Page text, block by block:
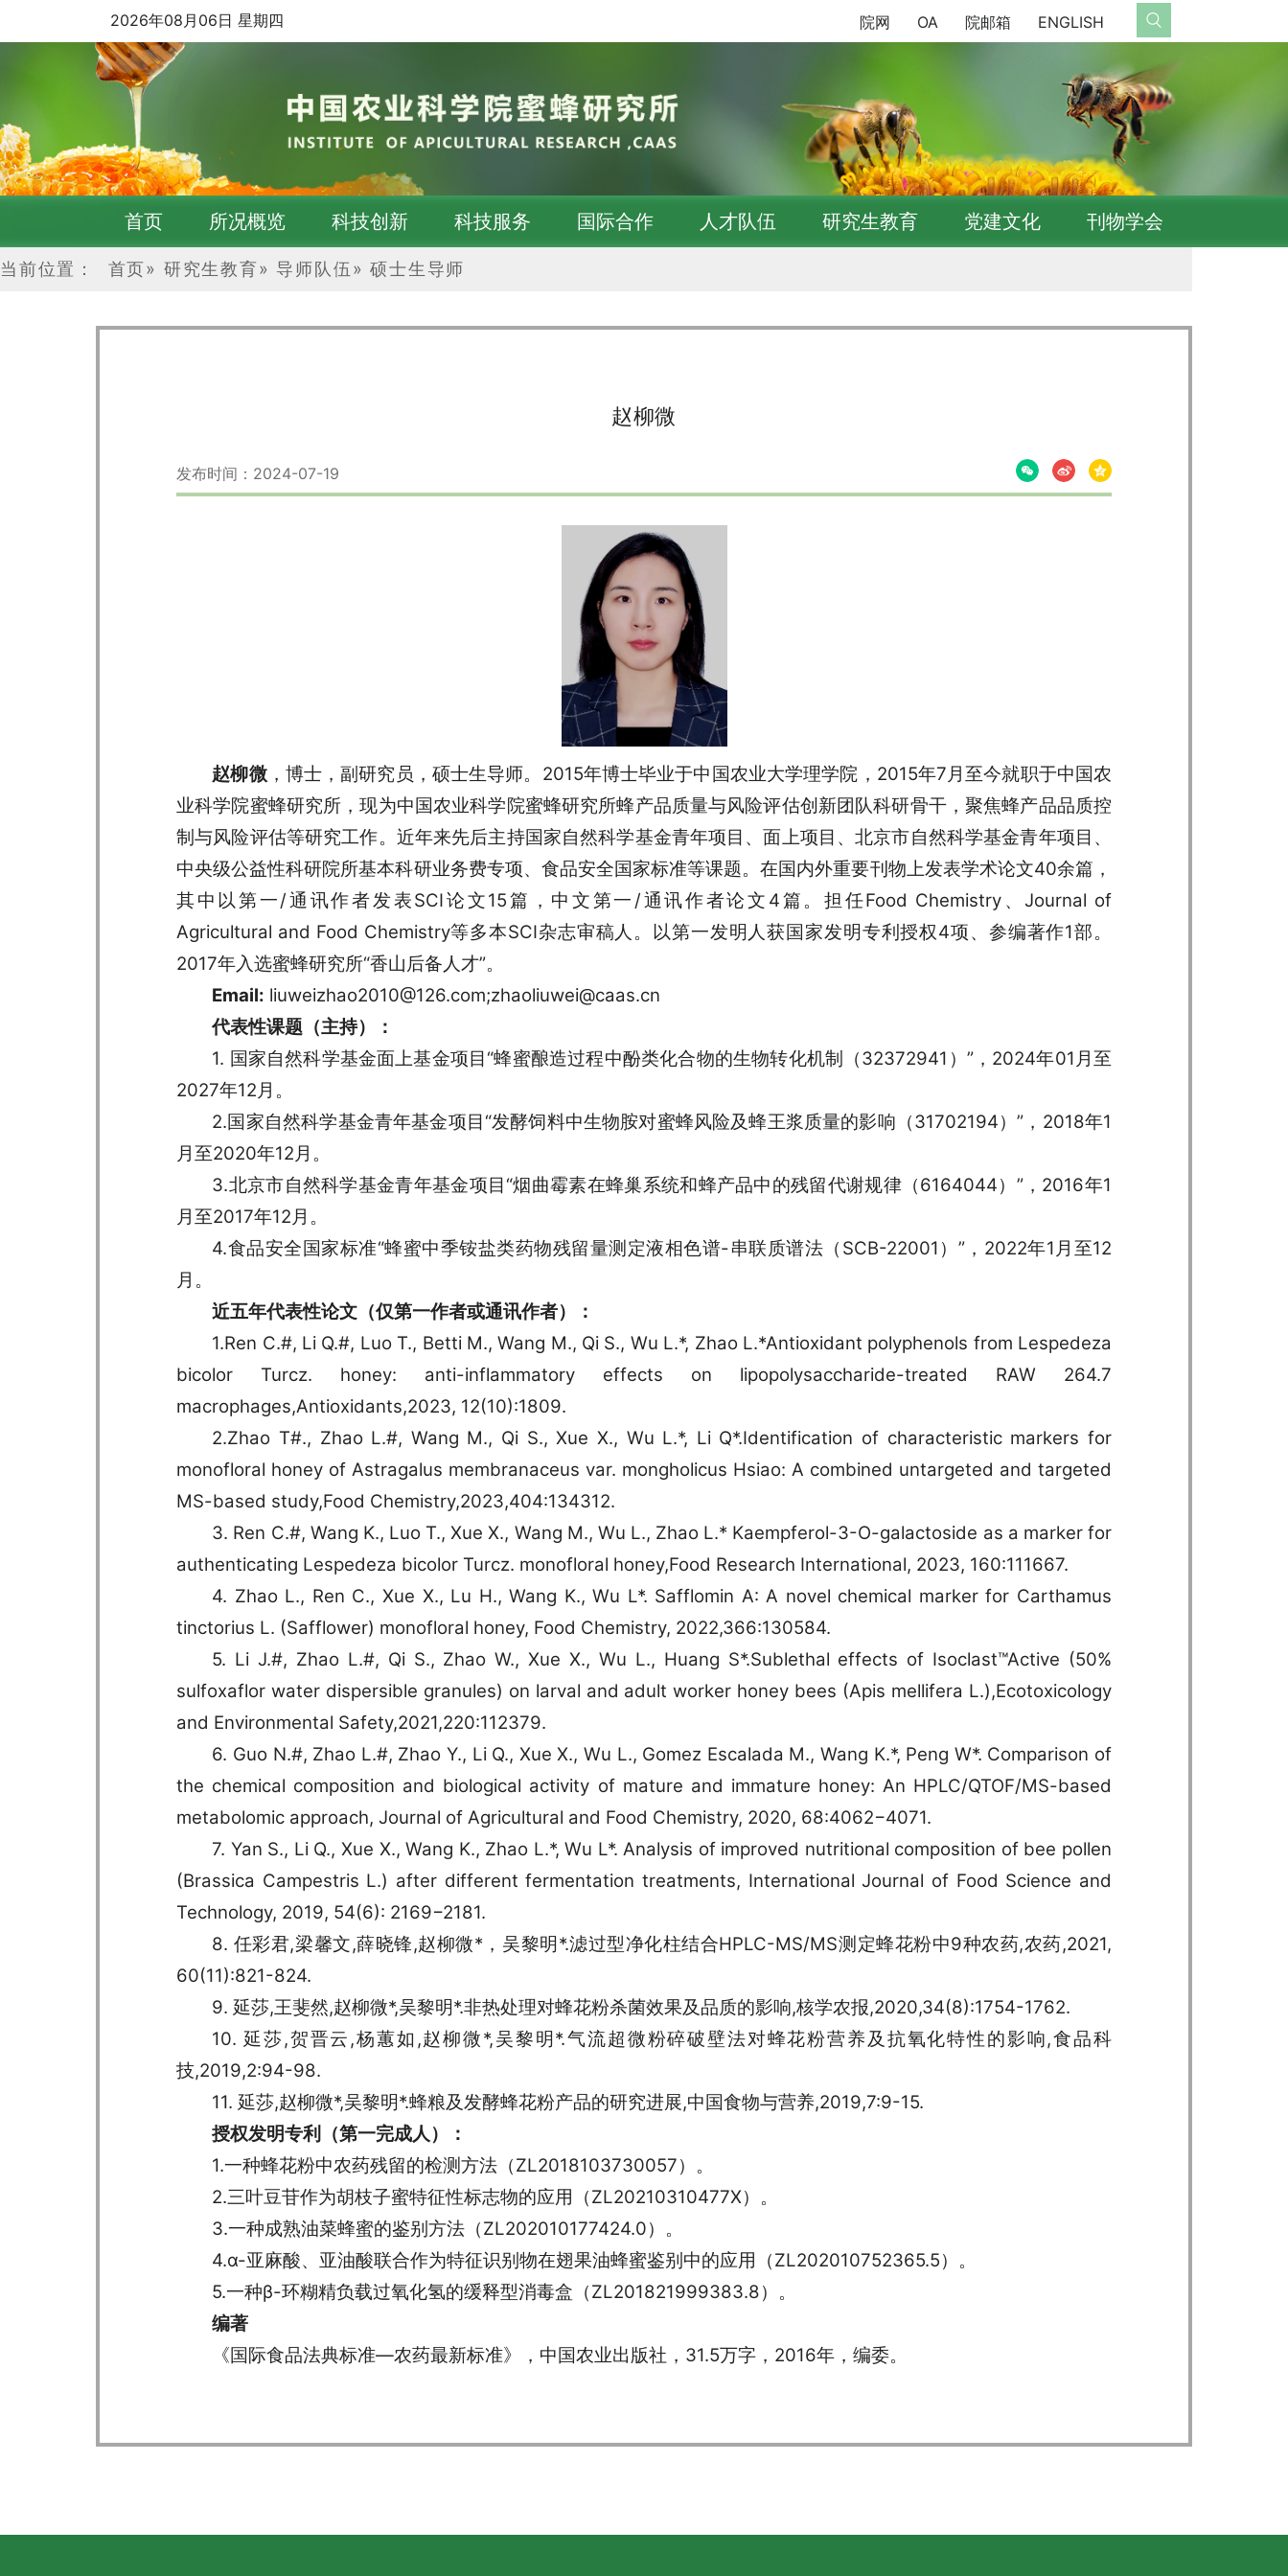
2026年08月06日 星期四 院网 OA 院邮箱 ENGLISH
首页 所况概览 科技创新 科技服务 国际合作 人才队伍 研究生教育 党建文化 刊物学会
当前位置： 首页» 研究生教育» 导师队伍 »硕士生导师
赵柳微
发布时间：2024-07-19
赵柳微，博士，副研究员，硕士生导师。2015年博士毕业于中国农业大学理学院，2015年7月至今就职于中国农
业科学院蜜蜂研究所，现为中国农业科学院蜜蜂研究所蜂产品质量与风险评估创新团队科研骨干，聚焦蜂产品品质控
制与风险评估等研究工作。近年来先后主持国家自然科学基金青年项目、面上项目、北京市自然科学基金青年项目、
中央级公益性科研院所基本科研业务费专项、食品安全国家标准等课题。在国内外重要刊物上发表学术论文40余篇，
其中以第一/通讯作者发表SCI论文15篇，中文第一/通讯作者论文4篇。担任Food Chemistry、Journal of
Agricultural and Food Chemistry等多本SCI杂志审稿人。以第一发明人获国家发明专利授权4项、参编著作1部。
2017年入选蜜蜂研究所“香山后备人才”。
Email: liuweizhao2010@126.com;zhaoliuwei@caas.cn
代表性课题（主持）：
1. 国家自然科学基金面上基金项目“蜂蜜酿造过程中酚类化合物的生物转化机制（32372941）”，2024年01月至
2027年12月。
2.国家自然科学基金青年基金项目“发酵饲料中生物胺对蜜蜂风险及蜂王浆质量的影响（31702194）”，2018年1
月至2020年12月。
3.北京市自然科学基金青年基金项目“烟曲霉素在蜂巢系统和蜂产品中的残留代谢规律（6164044）”，2016年1
月至2017年12月。
4.食品安全国家标准“蜂蜜中季铵盐类药物残留量测定液相色谱-串联质谱法（SCB-22001）”，2022年1月至12
月。
近五年代表性论文（仅第一作者或通讯作者）：
1.Ren C.#, Li Q.#, Luo T., Betti M., Wang M., Qi S., Wu L.*, Zhao L.*Antioxidant polyphenols from Lespedeza
bicolor Turcz. honey: anti-inflammatory effects on lipopolysaccharide-treated RAW 264.7
macrophages,Antioxidants,2023, 12(10):1809.
2.Zhao T#., Zhao L.#, Wang M., Qi S., Xue X., Wu L.*, Li Q*.Identification of characteristic markers for
monofloral honey of Astragalus membranaceus var. mongholicus Hsiao: A combined untargeted and targeted
MS-based study,Food Chemistry,2023,404:134312.
3. Ren C.#, Wang K., Luo T., Xue X., Wang M., Wu L., Zhao L.* Kaempferol-3-O-galactoside as a marker for
authenticating Lespedeza bicolor Turcz. monofloral honey,Food Research International, 2023, 160:111667.
4. Zhao L., Ren C., Xue X., Lu H., Wang K., Wu L*. Safflomin A: A novel chemical marker for Carthamus
tinctorius L. (Safflower) monofloral honey, Food Chemistry, 2022,366:130584.
5. Li J.#, Zhao L.#, Qi S., Zhao W., Xue X., Wu L., Huang S*.Sublethal effects of Isoclast™Active (50%
sulfoxaflor water dispersible granules) on larval and adult worker honey bees (Apis mellifera L.),Ecotoxicology
and Environmental Safety,2021,220:112379.
6. Guo N.#, Zhao L.#, Zhao Y., Li Q., Xue X., Wu L., Gomez Escalada M., Wang K.*, Peng W*. Comparison of
the chemical composition and biological activity of mature and immature honey: An HPLC/QTOF/MS-based
metabolomic approach, Journal of Agricultural and Food Chemistry, 2020, 68:4062−4071.
7. Yan S., Li Q., Xue X., Wang K., Zhao L.*, Wu L*. Analysis of improved nutritional composition of bee pollen
(Brassica Campestris L.) after different fermentation treatments, International Journal of Food Science and
Technology, 2019, 54(6): 2169−2181.
8. 任彩君,梁馨文,薛晓锋,赵柳微*，吴黎明*.滤过型净化柱结合HPLC-MS/MS测定蜂花粉中9种农药,农药,2021,
60(11):821-824.
9. 延莎,王斐然,赵柳微*,吴黎明*.非热处理对蜂花粉杀菌效果及品质的影响,核学农报,2020,34(8):1754-1762.
10. 延莎,贺晋云,杨蕙如,赵柳微*,吴黎明*.气流超微粉碎破壁法对蜂花粉营养及抗氧化特性的影响,食品科
技,2019,2:94-98.
11. 延莎,赵柳微*,吴黎明*.蜂粮及发酵蜂花粉产品的研究进展,中国食物与营养,2019,7:9-15.
授权发明专利（第一完成人）：
1.一种蜂花粉中农药残留的检测方法（ZL2018103730057）。
2.三叶豆苷作为胡枝子蜜特征性标志物的应用（ZL20210310477X）。
3.一种成熟油菜蜂蜜的鉴别方法（ZL202010177424.0）。
4.α-亚麻酸、亚油酸联合作为特征识别物在翅果油蜂蜜鉴别中的应用（ZL202010752365.5）。
5.一种β-环糊精负载过氧化氢的缓释型消毒盒（ZL201821999383.8）。
编著
《国际食品法典标准—农药最新标准》，中国农业出版社，31.5万字，2016年，编委。